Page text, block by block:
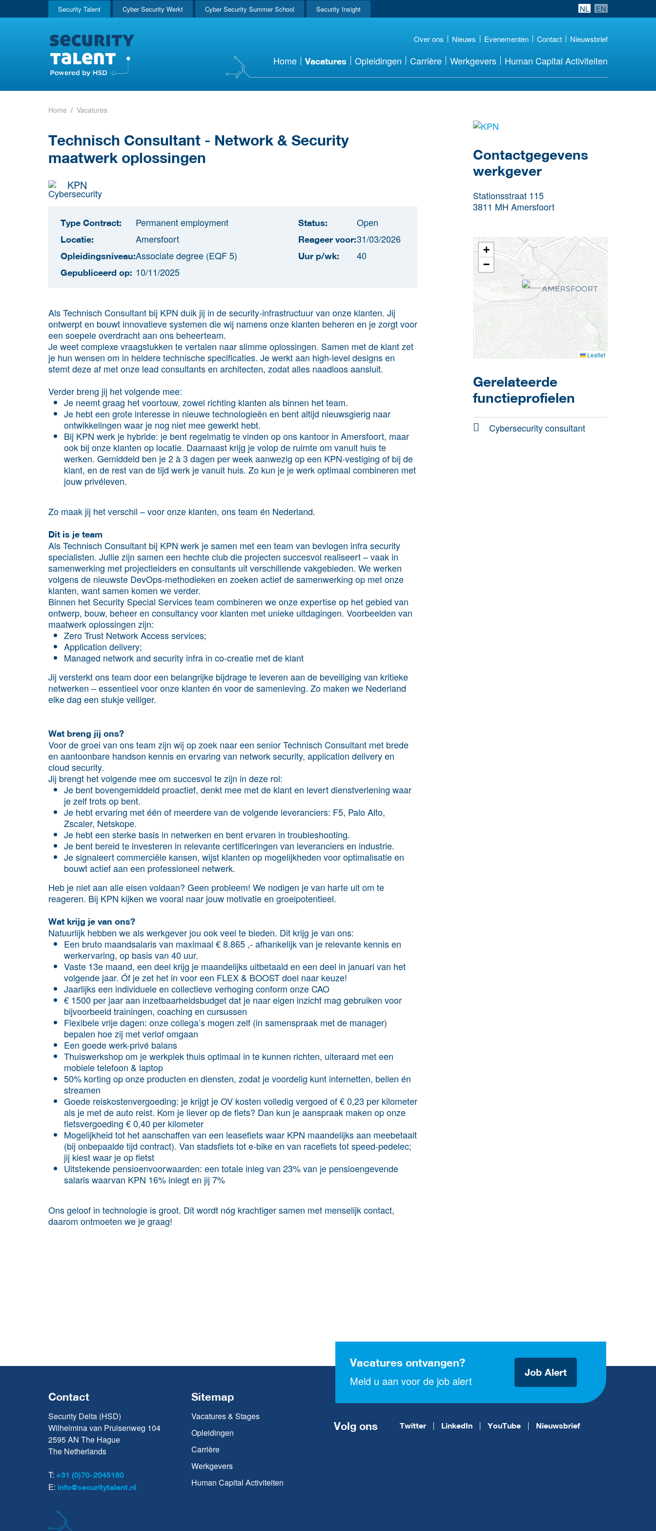
Security Talent Cyber Security Werkt Cyber Security Summer School Security Insight NL EN
Over ons Nieuws Evenementen Contact Nieuwsbrief
Home Vacatures Opleidingen Carrière Werkgevers Human Capital Activiteiten
Home Vacatures
Technisch Consultant - Network & Security
maatwerk oplossingen
KPN
Type Contract: Permanent employment
Locatie: Amersfoort
Opleidingsniveau:Associate degree (EQF 5)
Gepubliceerd op: 10/11/2025
Status: Open
Reageer voor:31/03/2026
Uur p/wk: 40
Als Technisch Consultant bij KPN duik jij in de security-infrastructuur van onze klanten. Jij
ontwerpt en bouwt innovatieve systemen die wij namens onze klanten beheren en je zorgt voor
een soepele overdracht aan ons beheerteam.
Je weet complexe vraagstukken te vertalen naar slimme oplossingen. Samen met de klant zet
je hun wensen om in heldere technische specificaties. Je werkt aan high-level designs en
stemt deze af met onze lead consultants en architecten, zodat alles naadloos aansluit.
Verder breng jij het volgende mee:
Je neemt graag het voortouw, zowel richting klanten als binnen het team.
Je hebt een grote interesse in nieuwe technologieën en bent altijd nieuwsgierig naar
ontwikkelingen waar je nog niet mee gewerkt hebt.
Bij KPN werk je hybride: je bent regelmatig te vinden op ons kantoor in Amersfoort, maar
ook bij onze klanten op locatie. Daarnaast krijg je volop de ruimte om vanuit huis te
werken. Gemiddeld ben je 2 à 3 dagen per week aanwezig op een KPN-vestiging of bij de
klant, en de rest van de tijd werk je vanuit huis. Zo kun je je werk optimaal combineren met
jouw privéleven.
Zo maak jij het verschil – voor onze klanten, ons team én Nederland.
Dit is je team
Als Technisch Consultant bij KPN werk je samen met een team van bevlogen infra security
specialisten. Jullie zijn samen een hechte club die projecten succesvol realiseert – vaak in
samenwerking met projectleiders en consultants uit verschillende vakgebieden. We werken
volgens de nieuwste DevOps-methodieken en zoeken actief de samenwerking op met onze
klanten, want samen komen we verder.
Binnen het Security Special Services team combineren we onze expertise op het gebied van
ontwerp, bouw, beheer en consultancy voor klanten met unieke uitdagingen. Voorbeelden van
maatwerk oplossingen zijn:
Zero Trust Network Access services;
Application delivery;
Managed network and security infra in co-creatie met de klant
Jij versterkt ons team door een belangrijke bijdrage te leveren aan de beveiliging van kritieke
netwerken – essentieel voor onze klanten én voor de samenleving. Zo maken we Nederland
elke dag een stukje veiliger.
Wat breng jij ons?
Voor de groei van ons team zijn wij op zoek naar een senior Technisch Consultant met brede
en aantoonbare handson kennis en ervaring van network security, application delivery en
cloud security.
Jij brengt het volgende mee om succesvol te zijn in deze rol:
Je bent bovengemiddeld proactief, denkt mee met de klant en levert dienstverlening waar
je zelf trots op bent.
Je hebt ervaring met één of meerdere van de volgende leveranciers: F5, Palo Alto,
Zscaler, Netskope.
Je hebt een sterke basis in netwerken en bent ervaren in troubleshooting.
Je bent bereid te investeren in relevante certificeringen van leveranciers en industrie.
Je signaleert commerciële kansen, wijst klanten op mogelijkheden voor optimalisatie en
bouwt actief aan een professioneel netwerk.
Heb je niet aan alle eisen voldaan? Geen probleem! We nodigen je van harte uit om te
reageren. Bij KPN kijken we vooral naar jouw motivatie en groeipotentieel.
Wat krijg je van ons?
Natuurlijk hebben we als werkgever jou ook veel te bieden. Dit krijg je van ons:
Een bruto maandsalaris van maximaal € 8.865 ,- afhankelijk van je relevante kennis en
werkervaring, op basis van 40 uur.
Vaste 13e maand, een deel krijg je maandelijks uitbetaald en een deel in januari van het
volgende jaar. Óf je zet het in voor een FLEX & BOOST doel naar keuze!
Jaarlijks een individuele en collectieve verhoging conform onze CAO
€ 1500 per jaar aan inzetbaarheidsbudget dat je naar eigen inzicht mag gebruiken voor
bijvoorbeeld trainingen, coaching en cursussen
Flexibele vrije dagen: onze collega’s mogen zelf (in samenspraak met de manager)
bepalen hoe zij met verlof omgaan
Een goede werk-privé balans
Thuiswerkshop om je werkplek thuis optimaal in te kunnen richten, uiteraard met een
mobiele telefoon & laptop
50% korting op onze producten en diensten, zodat je voordelig kunt internetten, bellen én
streamen
Goede reiskostenvergoeding: je krijgt je OV kosten volledig vergoed of € 0,23 per kilometer
als je met de auto reist. Kom je liever op de fiets? Dan kun je aanspraak maken op onze
fietsvergoeding € 0,40 per kilometer
Mogelijkheid tot het aanschaffen van een leasefiets waar KPN maandelijks aan meebetaalt
(bij onbepaalde tijd contract). Van stadsfiets tot e-bike en van racefiets tot speed-pedelec;
jij kiest waar je op fietst
Uitstekende pensioenvoorwaarden: een totale inleg van 23% van je pensioengevende
salaris waarvan KPN 16% inlegt en jij 7%
Ons geloof in technologie is groot. Dit wordt nóg krachtiger samen met menselijk contact,
daarom ontmoeten we je graag!
Meer werkgever
Contactgegevens
werkgever
Stationsstraat 115
3811 MH Amersfoort
+
−
Leaflet
Gerelateerde
functieprofielen
Cybersecurity consultant
Vacatures ontvangen?
Meld u aan voor de job alert
Job Alert
Contact
Security Delta (HSD)
Wilhelmina van Pruisenweg 104
2595 AN The Hague
The Netherlands
T: +31 (0)70-2045180
E: info@securitytalent.nl
Sitemap
Vacatures & Stages
Opleidingen
Carrière
Werkgevers
Human Capital Activiteiten
Volg ons Twitter LinkedIn YouTube Nieuwsbrief